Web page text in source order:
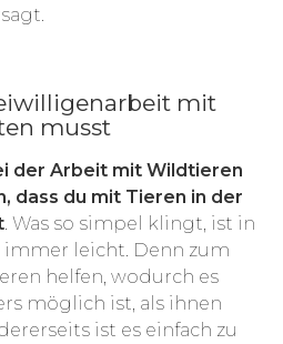
mit
musst
der Arbeit mit Wildtieren
dass du mit Tieren in der
. Was so simpel klingt, ist in
leicht. Denn zum
helfen, wodurch es
möglich ist, als ihnen
ist es einfach zu